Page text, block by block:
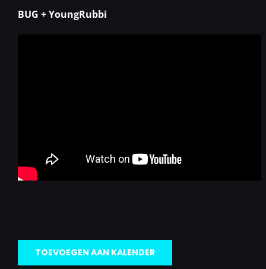
BUG + YoungRubbi
TOEVOEGEN AAN KALENDER